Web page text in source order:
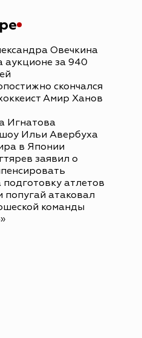
Овечкина
аукционе за 940
скончался
Амир Ханов
Игнатова
Ильи Авербуха
в Японии
заявил о
атлетов
попугай атаковал
команды